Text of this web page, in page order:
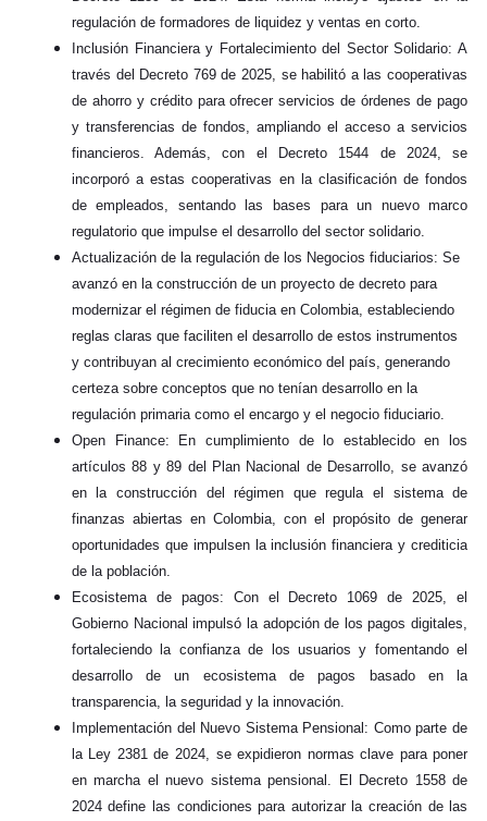
regulación de formadores de liquidez y ventas en corto.
Inclusión Financiera y Fortalecimiento del Sector Solidario: A
través del Decreto 769 de 2025, se habilitó a las cooperativas
de ahorro y crédito para ofrecer servicios de órdenes de pago
y transferencias de fondos, ampliando el acceso a servicios
financieros. Además, con el Decreto 1544 de 2024, se
incorporó a estas cooperativas en la clasificación de fondos
de empleados, sentando las bases para un nuevo marco
regulatorio que impulse el desarrollo del sector solidario.
Actualización de la regulación de los Negocios fiduciarios: Se
avanzó en la construcción de un proyecto de decreto para
modernizar el régimen de fiducia en Colombia, estableciendo
reglas claras que faciliten el desarrollo de estos instrumentos
y contribuyan al crecimiento económico del país, generando
certeza sobre conceptos que no tenían desarrollo en la
regulación primaria como el encargo y el negocio fiduciario.
Open Finance: En cumplimiento de lo establecido en los
artículos 88 y 89 del Plan Nacional de Desarrollo, se avanzó
en la construcción del régimen que regula el sistema de
finanzas abiertas en Colombia, con el propósito de generar
oportunidades que impulsen la inclusión financiera y crediticia
de la población.
Ecosistema de pagos: Con el Decreto 1069 de 2025, el
Gobierno Nacional impulsó la adopción de los pagos digitales,
fortaleciendo la confianza de los usuarios y fomentando el
desarrollo de un ecosistema de pagos basado en la
transparencia, la seguridad y la innovación.
Implementación del Nuevo Sistema Pensional: Como parte de
la Ley 2381 de 2024, se expidieron normas clave para poner
en marcha el nuevo sistema pensional. El Decreto 1558 de
2024 define las condiciones para autorizar la creación de las